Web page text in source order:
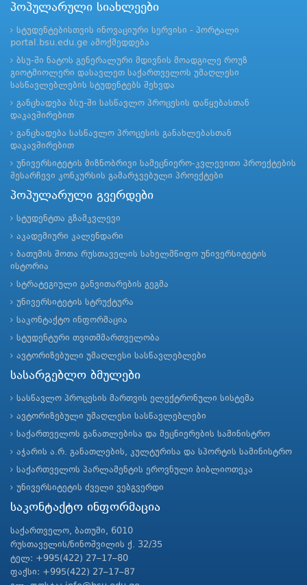
პოპულარული სიახლეები
სტუდენტებისთვის ინოვაციური სერვისი - პორტალი
portal.bsu.edu.ge ამოქმედდება
ბსუ-ში ნატოს გენერალური მდივნის მოადგილე როუზ
გიოტმიოლერი დასავლეთ საქართველოს უმაღლესი
სასწავლებლების სტუდენტებს შეხვდა
განცხადება ბსუ-ში სასწავლო პროცესის დაწყებასთან
დაკავშირებით
განცხადება სასწავლო პროცესის განახლებასთან
დაკავშირებით
უნივერსიტეტის მიზნობრივი სამეცნიერო-კვლევითი პროექტების
შესარჩევი კონკურსის გამარჯვებული პროექტები
პოპულარული გვერდები
სტუდენტთა გზამკვლევი
აკადემიური კალენდარი
ბათუმის შოთა რუსთაველის სახელმწიფო უნივერსიტეტის
ისტორია
სტრატეგიული განვითარების გეგმა
უნივერსიტეტის სტრუქტურა
საკონტაქტო ინფორმაცია
სტუდენტური თვითმმართველობა
ავტორიზებული უმაღლესი სასწავლებლები
სასარგებლო ბმულები
სასწავლო პროცესის მართვის ელექტრონული სისტემა
ავტორიზებული უმაღლესი სასწავლებლები
საქართველოს განათლებისა და მეცნიერების სამინისტრო
აჭარის ა.რ. განათლების, კულტურისა და სპორტის სამინისტრო
საქართველოს პარლამენტის ეროვნული ბიბლიოთეკა
უნივერსიტეტის ძველი ვებგვერდი
საკონტაქტო ინფორმაცია
საქართველო, ბათუმი, 6010
რუსთაველის/ნინოშვილის ქ. 32/35
ტელ: +995(422) 27–17–80
ფაქსი: +995(422) 27–17–87